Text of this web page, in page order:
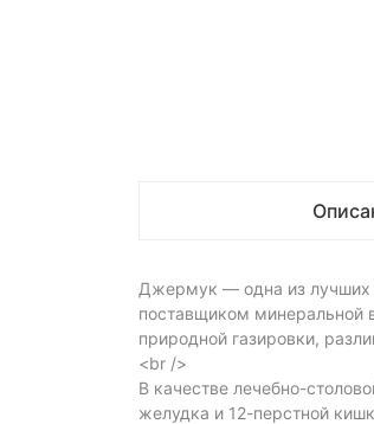
Джермук — одна из лучших
поставщиком минеральной
природной газировки,
<br />
В качестве лечебно-
желудка и 12-перстной